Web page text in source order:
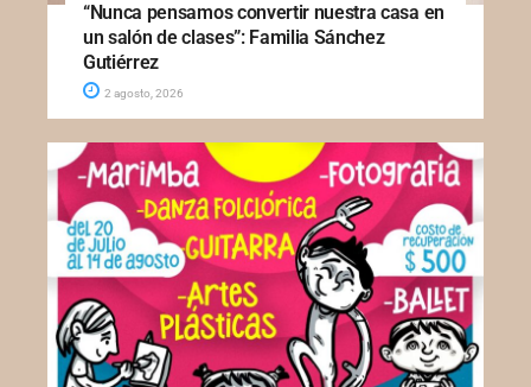
“Nunca pensamos convertir nuestra casa en
un salón de clases”: Familia Sánchez
Gutiérrez
2 agosto, 2026